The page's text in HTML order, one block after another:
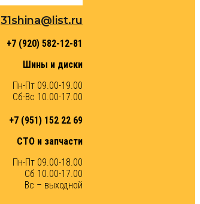
31shina@list.ru
+7 (920) 582-12-81
Шины и диски
Пн-Пт 09.00-19.00
Сб-Вс 10.00-17.00
+7 (951) 152 22 69
СТО и запчасти
Пн-Пт 09.00-18.00
Сб 10.00-17.00
Вс – выходной